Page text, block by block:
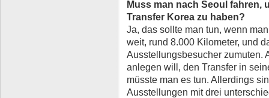
Muss man nach Seoul fahren,
Transfer Korea zu haben?
Ja, das sollte man tun, wenn
weit, rund 8.000 Kilometer, und
Ausstellungsbesucher zumuten.
anlegen will, den Transfer in
müsste man es tun. Allerdings
Ausstellungen mit drei